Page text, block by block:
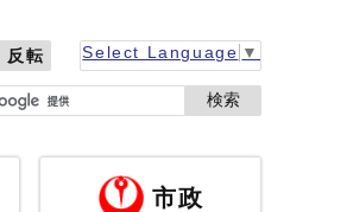
反転 Select Language ▼
検索
市政